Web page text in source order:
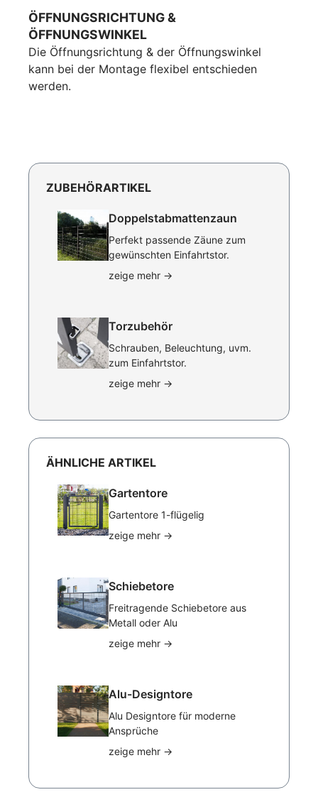
ÖFFNUNGSRICHTUNG &
ÖFFNUNGSWINKEL
Die Öffnungsrichtung & der Öffnungswinkel
kann bei der Montage flexibel entschieden
werden.
ZUBEHÖRARTIKEL
Doppelstabmattenzaun
Perfekt passende Zäune zum
gewünschten Einfahrtstor.
zeige mehr →
Torzubehör
Schrauben, Beleuchtung, uvm.
zum Einfahrtstor.
zeige mehr →
ÄHNLICHE ARTIKEL
Gartentore
Gartentore 1-flügelig
zeige mehr →
Schiebetore
Freitragende Schiebetore aus
Metall oder Alu
zeige mehr →
Alu-Designtore
Alu Designtore für moderne
Ansprüche
zeige mehr →